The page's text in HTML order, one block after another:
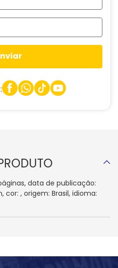
data de publicação:
, origem: Brasil, idioma: